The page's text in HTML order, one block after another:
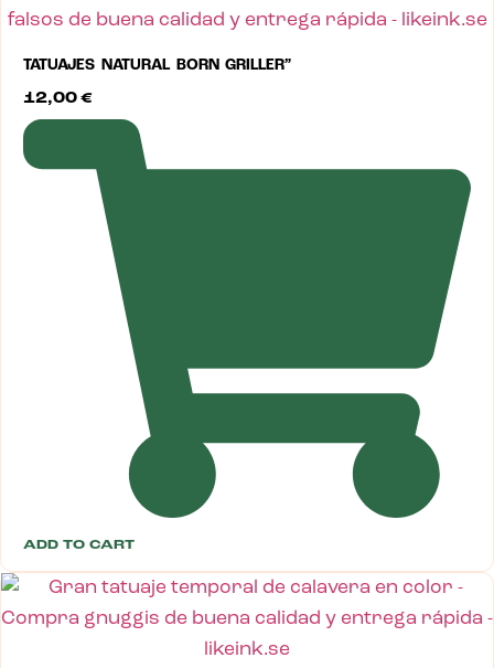
TATUAJES NATURAL BORN GRILLER”
12,00 €
ADD TO CART